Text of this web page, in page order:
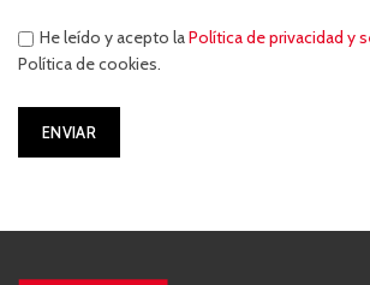
He leído y acepto laPolítica de privacidad y
Política de cookies.